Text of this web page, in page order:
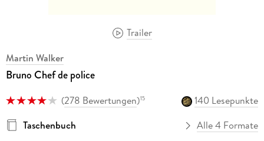
Trailer
Martin Walker
Bruno Chef de police
(278 Bewertungen)15
140 Lesepunkte
Taschenbuch
Alle 4 Formate